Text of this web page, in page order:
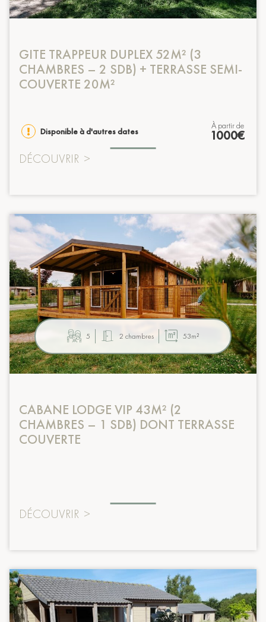
GITE TRAPPEUR DUPLEX 52M² (3
CHAMBRES – 2 SDB) + TERRASSE SEMI-
COUVERTE 20M²
Disponible à d'autres dates
à partir de
1000€
DÉCOUVRIR >
5 2 chambres 53m²
CABANE LODGE VIP 43M² (2
CHAMBRES – 1 SDB) DONT TERRASSE
COUVERTE
DÉCOUVRIR >